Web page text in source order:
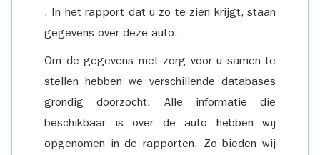
. In het rapport dat u zo te zien krijgt, staan
gegevens over deze auto.
Om de gegevens met zorg voor u samen te
stellen hebben we verschillende databases
grondig doorzocht. Alle informatie die
beschikbaar is over de auto hebben wij
opgenomen in de rapporten. Zo bieden wij